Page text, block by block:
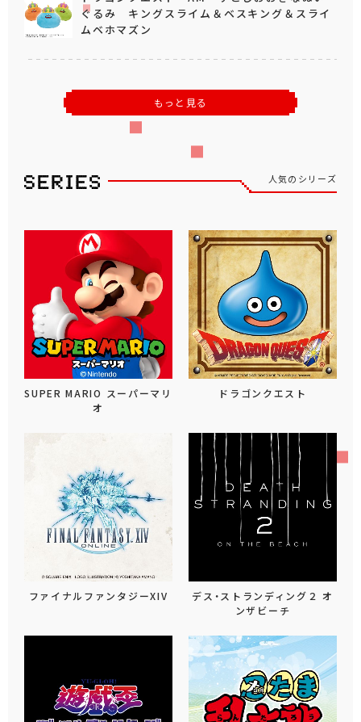
ぐるみ キングスライム＆ベスキング＆スライ
ムベホマズン
もっと見る
人気のシリーズ
SUPER MARIO スーパーマリ
オ
ドラゴンクエスト
ファイナルファンタジーXIV
デス・ストランディング２ オ
ンザビーチ